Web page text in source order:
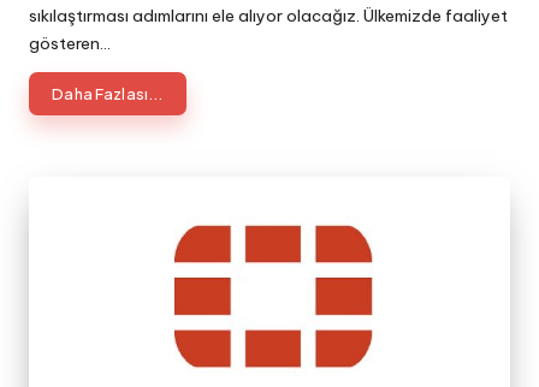
sıkılaştırması adımlarını ele alıyor olacağız. Ülkemizde faaliyet
gösteren…
Daha Fazlası...